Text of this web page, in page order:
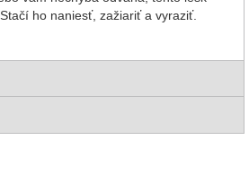
ho naniesť, zažiariť a vyraziť.